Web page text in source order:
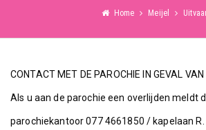
Home Meijel
CONTACT MET DE PAROCHIE IN GEVAL VAN
Als u aan de parochie een overlijden meldt
parochiekantoor 077 4661850 / kapelaan